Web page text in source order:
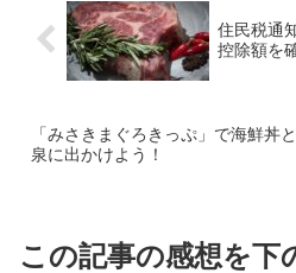
住民税通
控除額を
「みさきまぐろきっぷ」で海鮮丼
泉に出かけよう！
この記事の感想を下